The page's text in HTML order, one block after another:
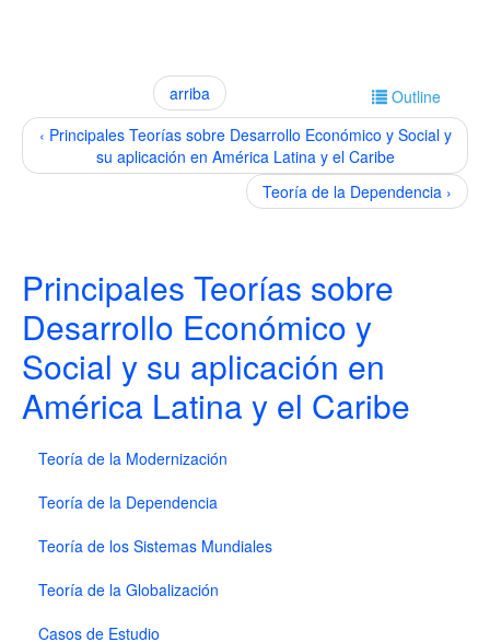
Outline
‹ Principales Teorías sobre Desarrollo Económico y Social y
su aplicación en América Latina y el Caribe
arriba
Teoría de la Dependencia ›
Principales Teorías sobre
Desarrollo Económico y
Social y su aplicación en
América Latina y el Caribe
Teoría de la Modernización
Teoría de la Dependencia
Teoría de los Sistemas Mundiales
Teoría de la Globalización
Casos de Estudio